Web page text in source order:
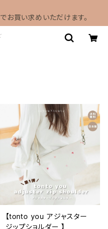
でお買い求めいただけます。
【tonto you アジャスター
ジップショルダー 】